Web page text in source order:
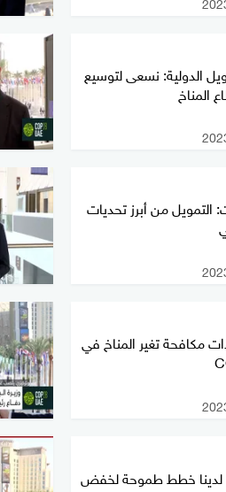
الدولية: نسعى لتوسيع
المناخ
التمويل من أبرز تحديات
مكافحة تغير المناخ في
لدينا خطط طموحة لخفض